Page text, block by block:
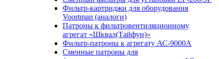
Фильтр-картриджи для оборудования
Voortman (аналоги)
Патроны к фильтровентиляционному
агрегат «Шквал(Тайфун)»
Фильтр-патроны к агрегату АС-9000А
Сменные патроны для